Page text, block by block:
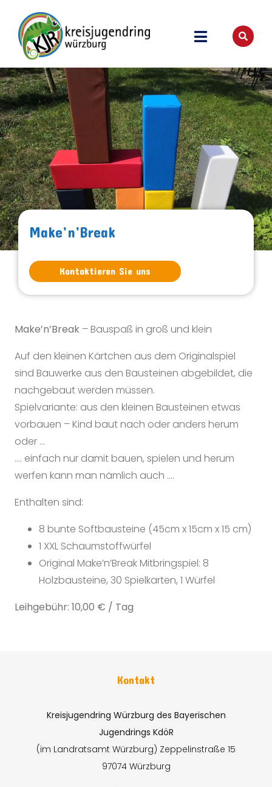
Make’n’Break
Kontaktieren Sie uns
Make’n’Break – Bauspaß in groß und klein
Auf den kleinen Kärtchen aus dem Originalspiel
sind Bauwerke aus den Bausteinen abgebildet, die
nachgebaut werden müssen.
Spielvariante: aus den kleinen Bausteinen etwas
vorbauen – Kind baut nach oder anders herum
oder …
…. einfach nur damit bauen, spielen und herum
werfen kann man nämlich auch ….
Enthalten sind:
8 bunte Softbausteine (45cm x 15cm x 15 cm)
1 XXL Schaumstoffwürfel
Original Make’n’Break Mitbringspiel: 8
Holzbausteine, 30 Spielkarten, 1 Würfel
Leihgebühr: 10,00 € / Tag
Kontakt
Kreisjugendring Würzburg des Bayerischen
Jugendrings KdöR
(im Landratsamt Würzburg) Zeppelinstraße 15
97074 Würzburg